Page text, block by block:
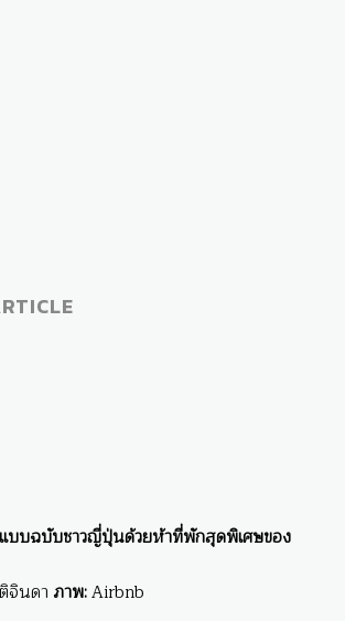
บบฉบับชาวญี่ปุ่นด้วยห้าที่พักสุดพิเศษของ
จินดา ภาพ:Airbnb